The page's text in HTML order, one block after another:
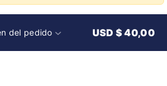
del pedido USD $40,00